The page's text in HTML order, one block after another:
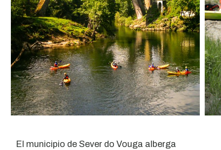
El municipio de Sever do Vouga alberga